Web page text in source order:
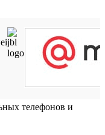
телефонов и